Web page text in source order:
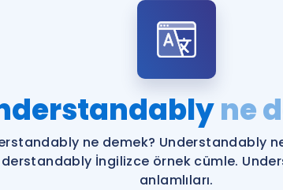
YDS
ne
ne demek? Understandably
İngilizce örnek cümle.
anlamlıları.